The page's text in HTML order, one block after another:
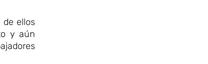
de ellos
y aún